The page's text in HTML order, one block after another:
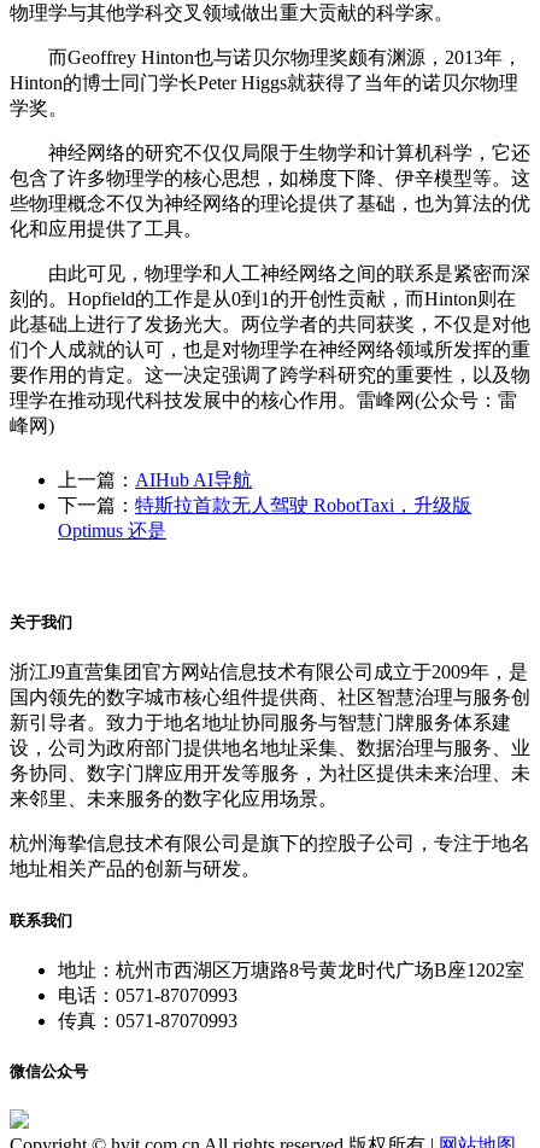
物理学与其他学科交叉领域做出重大贡献的科学家。
而Geoffrey Hinton也与诺贝尔物理奖颇有渊源，2013年，
Hinton的博士同门学长Peter Higgs就获得了当年的诺贝尔物理
学奖。
神经网络的研究不仅仅局限于生物学和计算机科学，它还
包含了许多物理学的核心思想，如梯度下降、伊辛模型等。这
些物理概念不仅为神经网络的理论提供了基础，也为算法的优
化和应用提供了工具。
由此可见，物理学和人工神经网络之间的联系是紧密而深
刻的。Hopfield的工作是从0到1的开创性贡献，而Hinton则在
此基础上进行了发扬光大。两位学者的共同获奖，不仅是对他
们个人成就的认可，也是对物理学在神经网络领域所发挥的重
要作用的肯定。这一决定强调了跨学科研究的重要性，以及物
理学在推动现代科技发展中的核心作用。雷峰网(公众号：雷
峰网)
上一篇： AIHub AI导航
下一篇： 特斯拉首款无人驾驶 RobotTaxi，升级版
Optimus 还是
关于我们
浙江J9直营集团官方网站信息技术有限公司成立于2009年，是
国内领先的数字城市核心组件提供商、社区智慧治理与服务创
新引导者。致力于地名地址协同服务与智慧门牌服务体系建
设，公司为政府部门提供地名地址采集、数据治理与服务、业
务协同、数字门牌应用开发等服务，为社区提供未来治理、未
来邻里、未来服务的数字化应用场景。
杭州海挚信息技术有限公司是旗下的控股子公司，专注于地名
地址相关产品的创新与研发。
联系我们
地址：杭州市西湖区万塘路8号黄龙时代广场B座1202室
电话：0571-87070993
传真：0571-87070993
微信公众号